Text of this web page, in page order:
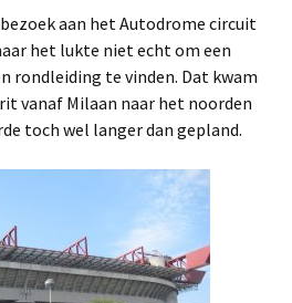
aan het Autodrome circuit
het lukte niet echt om een
rondleiding te vinden. Dat kwam
vanaf Milaan naar het noorden
toch wel langer dan gepland.